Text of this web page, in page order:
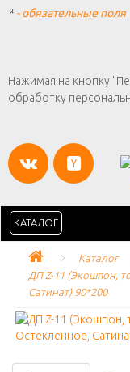
*- обязательные поля
Нажимая на кнопку
обработку
КАТАЛОГ
Каталог
ДП Z-11 (Экошпон,
Сатинат) 90*200